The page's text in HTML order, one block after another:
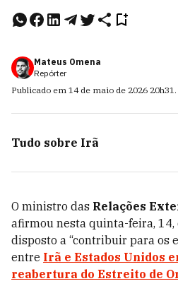
Mateus Omena
Repórter
Publicado em 14 de maio de 2026 20h31.
Tudo sobre Irã
O ministro das Relações
afirmou nesta quinta-feira, 14,
disposto a “contribuir para os
entre Irã e Estados Unidos
reabertura do Estreito de